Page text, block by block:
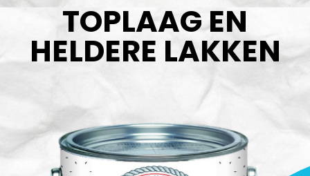
TOPLAAG EN
HELDERE LAKKEN